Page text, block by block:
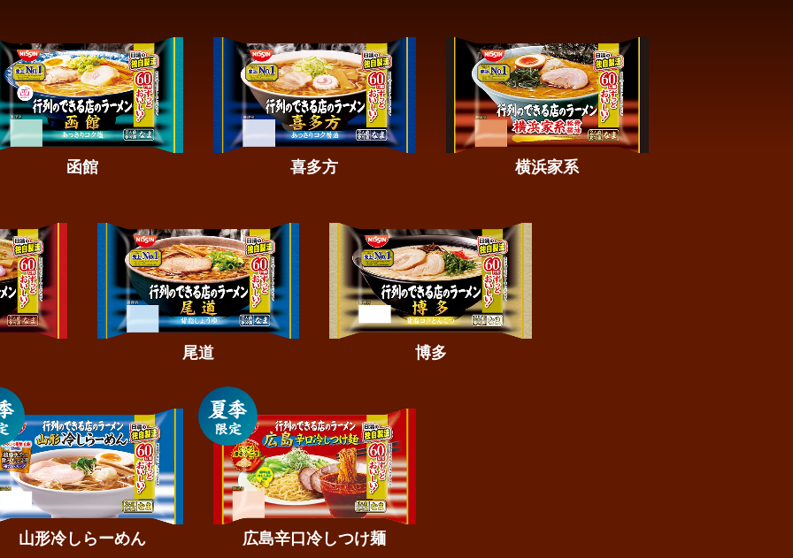
函館 喜多方 横浜家系
尾道 博多
山形冷しらーめん 広島辛口冷しつけ麺